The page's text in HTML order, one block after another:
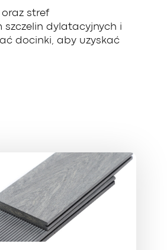
stref
szczelin dylatacyjnych i
docinki, aby uzyskać